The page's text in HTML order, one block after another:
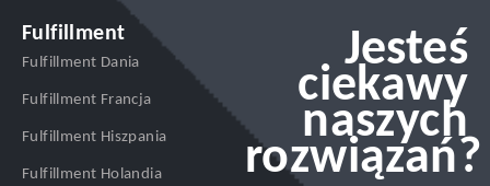
Fulfillment
Fulfillment Dania
Fulfillment Francja
Fulfillment Hiszpania
Fulfillment Holandia
Jesteś
ciekawy
naszych
rozwiązań?